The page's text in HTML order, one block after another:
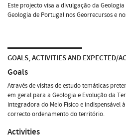
Este projecto visa a divulgação da
Geologia de Portugal nos Georrecursos e
GOALS, ACTIVITIES AND EXPECTED/
Goals
Através de visitas de estudo temáticas
em geral para a Geologia e Evolução da
integradora do Meio Físico e indispensável
correcto ordenamento do território.
Activities